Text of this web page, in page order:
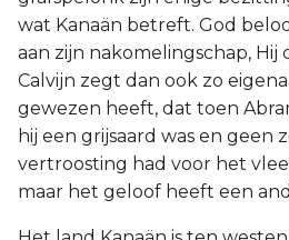
wat Kanaän betreft. God
aan zijn nakomelingschap, Hij
Calvijn zegt dan ook zo
gewezen heeft, dat toen
hij een grijsaard was en geen
vertroosting had voor het
maar het geloof heeft een